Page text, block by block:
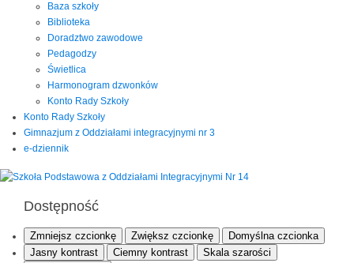
Baza szkoły
Biblioteka
Doradztwo zawodowe
Pedagodzy
Świetlica
Harmonogram dzwonków
Konto Rady Szkoły
Konto Rady Szkoły
Gimnazjum z Oddziałami integracyjnymi nr 3
e-dziennik
Dostępność
Zmniejsz czcionkę Zwiększ czcionkę
Domyślna czcionka
Jasny kontrast
Ciemny kontrast
Skala szarości